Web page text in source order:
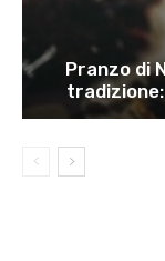
Pranzo di